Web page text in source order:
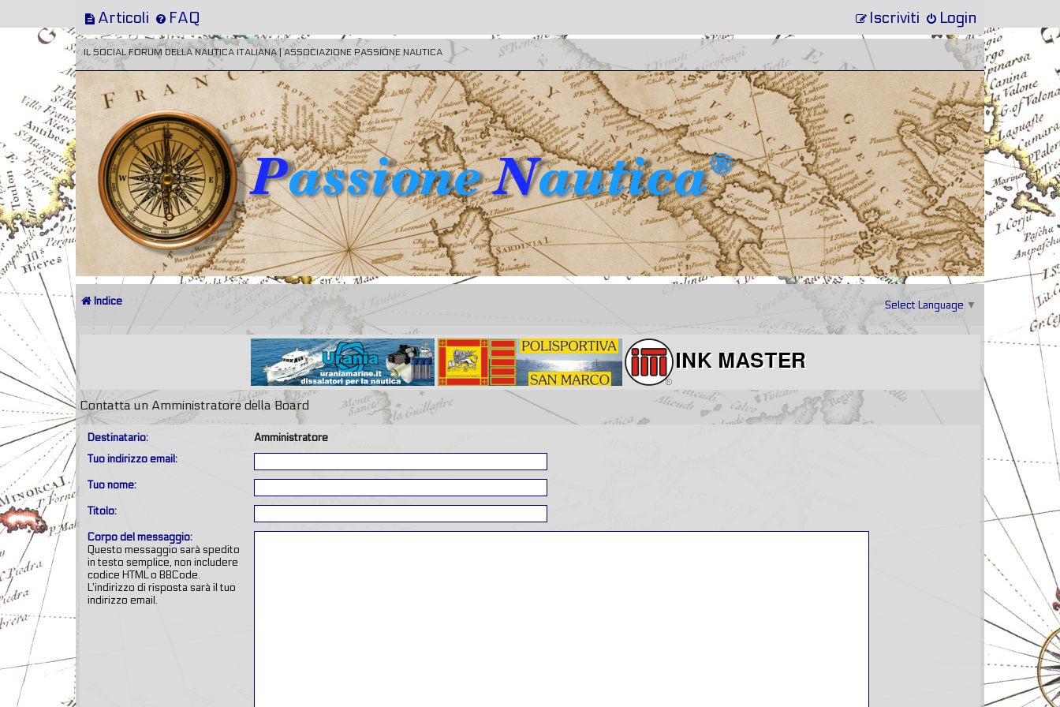
Articoli FAQ Login
Iscriviti
IL SOCIAL FORUM DELLA NAUTICA ITALIANA | ASSOCIAZIONE PASSIONE NAUTICA
Indice Select Language ▼
Contatta un Amministratore della Board
Destinatario:
Amministratore
Tuo indirizzo email:
Tuo nome:
Titolo:
Corpo del messaggio:
Questo messaggio sarà spedito
in testo semplice, non includere
codice HTML o BBCode.
L’indirizzo di risposta sarà il tuo
indirizzo email.